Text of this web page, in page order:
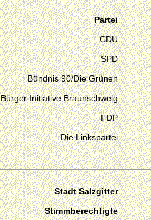
Partei
CDU
SPD
Bündnis 90/Die Grünen
Bürger Initiative Braunschweig
FDP
Die Linkspartei
Stadt Salzgitter
Stimmberechtigte